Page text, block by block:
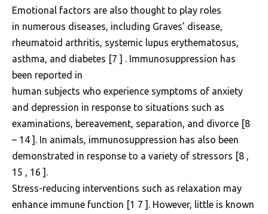
Emotional factors are also thought to play roles
in numerous diseases, including Graves’ disease,
rheumatoid arthritis, systemic lupus erythematosus,
asthma, and diabetes [7 ] . Immunosuppression has
been reported in
human subjects who experience symptoms of anxiety
and depression in response to situations such as
examinations, bereavement, separation, and divorce [8
– 14 ]. In animals, immunosuppression has also been
demonstrated in response to a variety of stressors [8 ,
15 , 16 ].
Stress-reducing interventions such as relaxation may
enhance immune function [1 7 ]. However, little is known